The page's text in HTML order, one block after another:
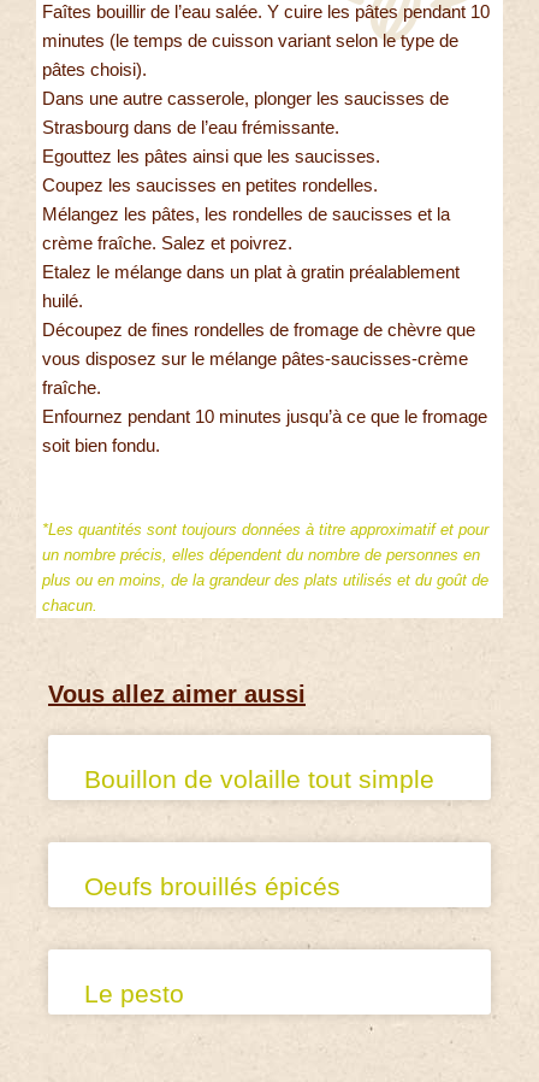
Faîtes bouillir de l’eau salée. Y cuire les pâtes pendant 10
minutes (le temps de cuisson variant selon le type de
pâtes choisi).
Dans une autre casserole, plonger les saucisses de
Strasbourg dans de l’eau frémissante.
Egouttez les pâtes ainsi que les saucisses.
Coupez les saucisses en petites rondelles.
Mélangez les pâtes, les rondelles de saucisses et la
crème fraîche. Salez et poivrez.
Etalez le mélange dans un plat à gratin préalablement
huilé.
Découpez de fines rondelles de fromage de chèvre que
vous disposez sur le mélange pâtes-saucisses-crème
fraîche.
Enfournez pendant 10 minutes jusqu’à ce que le fromage
soit bien fondu.
*Les quantités sont toujours données à titre approximatif et pour
un nombre précis, elles dépendent du nombre de personnes en
plus ou en moins, de la grandeur des plats utilisés et du goût de
chacun.
Vous allez aimer aussi
Bouillon de volaille tout simple
Oeufs brouillés épicés
Le pesto